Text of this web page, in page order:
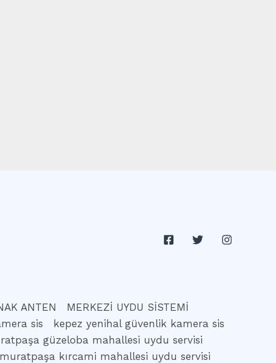
ANTEN
MERKEZİ UYDU SİSTEMİ
sis
kepez yenihal güvenlik kamera sis
güzeloba mahallesi uydu servisi
muratpaşa kırcami mahallesi uydu servisi